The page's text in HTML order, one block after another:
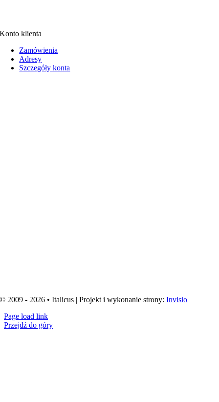
Konto klienta
Zamówienia
Adresy
Szczegóły konta
© 2009 - 2026 • Italicus | Projekt i wykonanie strony:Invisio
Page load link
Przejdź do góry